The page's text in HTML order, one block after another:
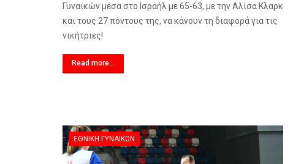
Γυναικών μέσα στο Ισραήλ με 65-63, με την Αλίσα Κλαρκ
και τους 27 πόντους της, να κάνουν τη διαφορά για τις
νικήτριες!
Read more...
ΕΘΝΙΚΉ ΓΥΝΑΙΚΏΝ